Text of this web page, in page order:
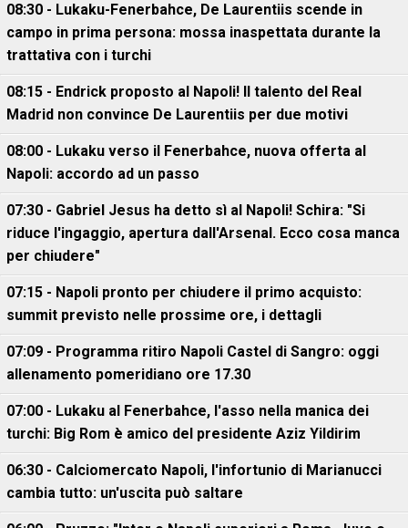
08:30 - Lukaku-Fenerbahce, De Laurentiis scende in
campo in prima persona: mossa inaspettata durante la
trattativa con i turchi
08:15 - Endrick proposto al Napoli! Il talento del Real
Madrid non convince De Laurentiis per due motivi
08:00 - Lukaku verso il Fenerbahce, nuova offerta al
Napoli: accordo ad un passo
07:30 - Gabriel Jesus ha detto sì al Napoli! Schira: "Si
riduce l'ingaggio, apertura dall'Arsenal. Ecco cosa manca
per chiudere"
07:15 - Napoli pronto per chiudere il primo acquisto:
summit previsto nelle prossime ore, i dettagli
07:09 - Programma ritiro Napoli Castel di Sangro: oggi
allenamento pomeridiano ore 17.30
07:00 - Lukaku al Fenerbahce, l'asso nella manica dei
turchi: Big Rom è amico del presidente Aziz Yildirim
06:30 - Calciomercato Napoli, l'infortunio di Marianucci
cambia tutto: un'uscita può saltare